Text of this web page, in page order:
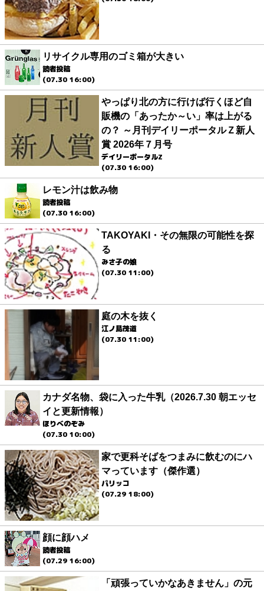
リサイクル専用のゴミ箱が大きい
読者投稿
(07.30 16:00)
やっぱり北の方に行けば行くほど自
販機の「あったか～い」率は上がる
の？ ～月刊デイリーポータルＺ新人
賞 2026年７月号
デイリーポータルZ
(07.30 16:00)
レモン汁は飲み物
読者投稿
(07.30 16:00)
TAKOYAKI・その無限の可能性を探
る
みさ子の娘
(07.30 11:00)
庭の木を抜く
江ノ島茂道
(07.30 11:00)
カナダ名物、袋に入った牛乳（2026.7.30 朝エッセ
イと更新情報）
ほりべのぞみ
(07.30 10:00)
家で更科そばをつまみに飲むのにハ
マっています（傑作選）
パリッコ
(07.29 18:00)
顔に顔ハメ
読者投稿
(07.29 16:00)
「頑張っていかなあきません」の元